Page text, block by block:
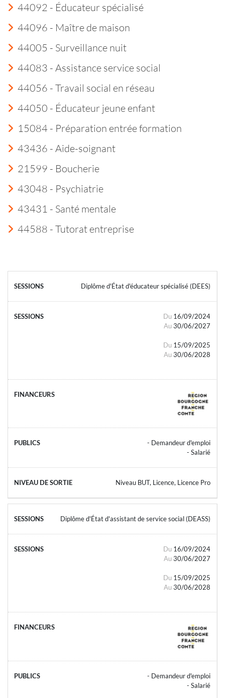
44092 - Éducateur spécialisé
44096 - Maître de maison
44005 - Surveillance nuit
44083 - Assistance service social
44056 - Travail social en réseau
44050 - Éducateur jeune enfant
15084 - Préparation entrée formation
43436 - Aide-soignant
21599 - Boucherie
43048 - Psychiatrie
43431 - Santé mentale
44588 - Tutorat entreprise
Diplôme d'État d'éducateur spécialisé (DEES)
Du 16/09/2024
Au 30/06/2027
Du 15/09/2025
Au 30/06/2028
- Demandeur d'emploi
- Salarié
Niveau BUT, Licence, Licence Pro
Diplôme d'État d'assistant de service social (DEASS)
Du 16/09/2024
Au 30/06/2027
Du 15/09/2025
Au 30/06/2028
- Demandeur d'emploi
- Salarié